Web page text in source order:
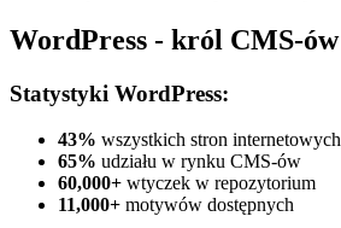
WordPress - król CMS-ów
Statystyki WordPress:
43% wszystkich stron internetowych
65% udziału w rynku CMS-ów
60,000+ wtyczek w repozytorium
11,000+ motywów dostępnych